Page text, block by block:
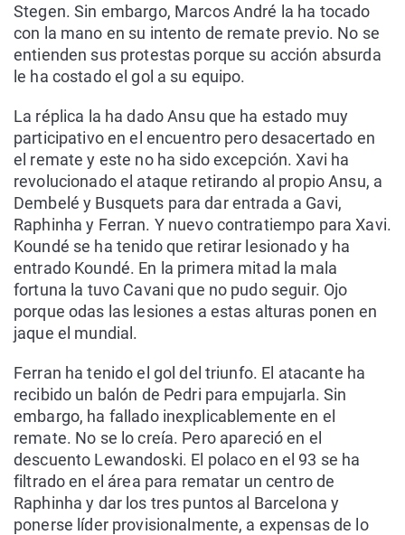
Stegen. Sin embargo, Marcos André la ha tocado
con la mano en su intento de remate previo. No se
entienden sus protestas porque su acción absurda
le ha costado el gol a su equipo.
La réplica la ha dado Ansu que ha estado muy
participativo en el encuentro pero desacertado en
el remate y este no ha sido excepción. Xavi ha
revolucionado el ataque retirando al propio Ansu, a
Dembelé y Busquets para dar entrada a Gavi,
Raphinha y Ferran. Y nuevo contratiempo para Xavi.
Koundé se ha tenido que retirar lesionado y ha
entrado Koundé. En la primera mitad la mala
fortuna la tuvo Cavani que no pudo seguir. Ojo
porque odas las lesiones a estas alturas ponen en
jaque el mundial.
Ferran ha tenido el gol del triunfo. El atacante ha
recibido un balón de Pedri para empujarla. Sin
embargo, ha fallado inexplicablemente en el
remate. No se lo creía. Pero apareció en el
descuento Lewandoski. El polaco en el 93 se ha
filtrado en el área para rematar un centro de
Raphinha y dar los tres puntos al Barcelona y
ponerse líder provisionalmente, a expensas de lo